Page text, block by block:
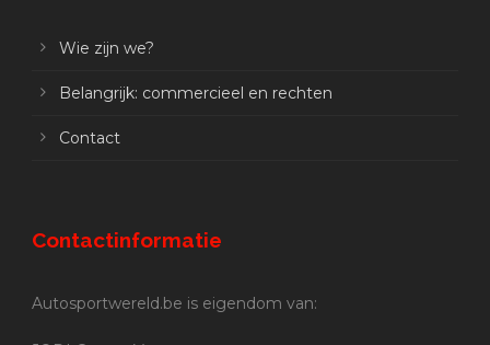
Wie zijn we?
Belangrijk: commercieel en rechten
Contact
Contactinformatie
Autosportwereld.be is eigendom van: